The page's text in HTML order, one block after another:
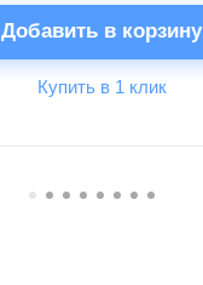
Добавить в корзину
Купить в 1 клик